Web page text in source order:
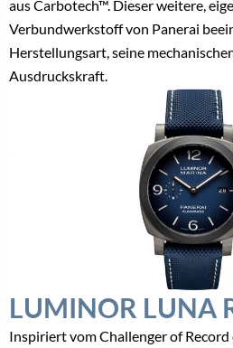
aus Carbotech™. Dieser weitere,
Verbundwerkstoff von Panerai
Herstellungsart, seine
Ausdruckskraft.
LUMINOR LUNA
Inspiriert vom Challenger of Record